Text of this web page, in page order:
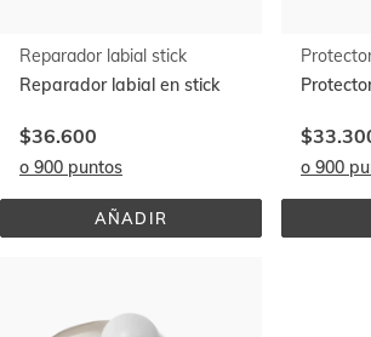
Reparador labial stick
Reparador labial en stick
$36.600
o 900 puntos
AÑADIRREPARADOR
o 900